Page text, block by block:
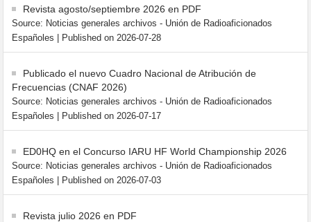
Revista agosto/septiembre 2026 en PDF
Source: Noticias generales archivos - Unión de Radioaficionados
Españoles
Published on 2026-07-28
Publicado el nuevo Cuadro Nacional de Atribución de
Frecuencias (CNAF 2026)
Source: Noticias generales archivos - Unión de Radioaficionados
Españoles
Published on 2026-07-17
ED0HQ en el Concurso IARU HF World Championship 2026
Source: Noticias generales archivos - Unión de Radioaficionados
Españoles
Published on 2026-07-03
Revista julio 2026 en PDF